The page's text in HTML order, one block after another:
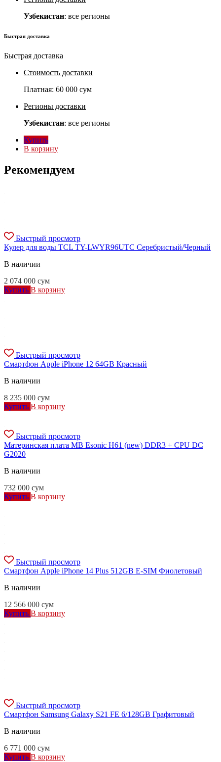
Узбекистан: все регионы
Быстрая доставка
Быстрая доставка
Стоимость доставки
Платная: 60 000 сум
Регионы доставки
Узбекистан: все регионы
Купить
В корзину
Рекомендуем
Быстрый просмотр
Кулер для воды TCL TY-LWYR96UTC Серебристый/Черный
В наличии
2 074 000 сум
Купить В корзину
Быстрый просмотр
Смартфон Apple iPhone 12 64GB Красный
В наличии
8 235 000 сум
Купить В корзину
Быстрый просмотр
Материнская плата MB Esonic H61 (new) DDR3 + CPU DС
G2020
В наличии
732 000 сум
Купить В корзину
Быстрый просмотр
Смартфон Apple iPhone 14 Plus 512GB E-SIM Фиолетовый
В наличии
12 566 000 сум
Купить В корзину
Быстрый просмотр
Смартфон Samsung Galaxy S21 FE 6/128GB Графитовый
В наличии
6 771 000 сум
Купить В корзину